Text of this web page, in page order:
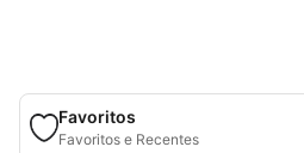
Favoritos
Favoritos e Recentes